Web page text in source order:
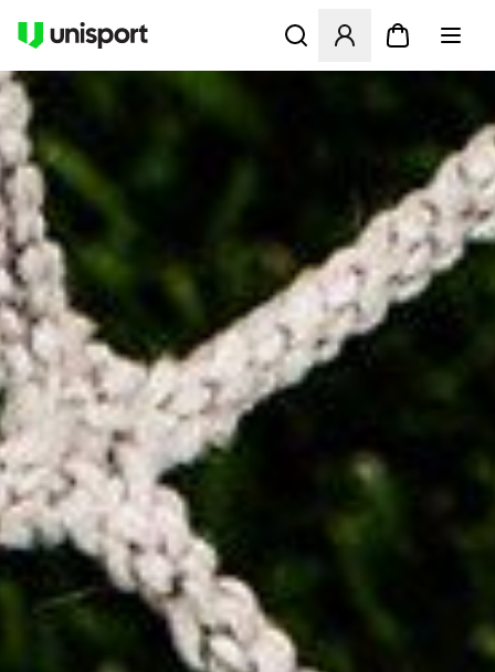
Åbner en Modal til at
UNISPORT.DK -